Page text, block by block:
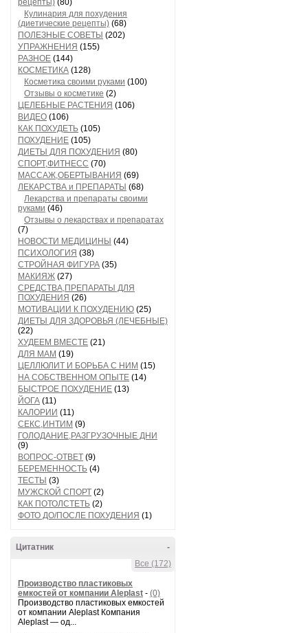
рецепты) (80)
Кулинария для похудения
(диетические рецепты) (68)
ПОЛЕЗНЫЕ СОВЕТЫ (202)
УПРАЖНЕНИЯ (155)
РАЗНОЕ (144)
КОСМЕТИКА (128)
Косметика своими руками (100)
Отзывы о косметике (2)
ЦЕЛЕБНЫЕ РАСТЕНИЯ (106)
ВИДЕО (106)
КАК ПОХУДЕТЬ (105)
ПОХУДЕНИЕ (105)
ДИЕТЫ ДЛЯ ПОХУДЕНИЯ (80)
СПОРТ,ФИТНЕСС (70)
МАССАЖ,ОБЕРТЫВАНИЯ (69)
ЛЕКАРСТВА и ПРЕПАРАТЫ (68)
Лекарства и препараты своими
руками (46)
Отзывы о лекарствах и препаратах
(7)
НОВОСТИ МЕДИЦИНЫ (44)
ПСИХОЛОГИЯ (38)
СТРОЙНАЯ ФИГУРА (35)
МАКИЯЖ (27)
СРЕДСТВА,ПРЕПАРАТЫ ДЛЯ
ПОХУДЕНИЯ (26)
МОТИВАЦИИ К ПОХУДЕНИЮ (25)
ДИЕТЫ ДЛЯ ЗДОРОВЬЯ (ЛЕЧЕБНЫЕ)
(22)
ХУДЕЕМ ВМЕСТЕ (21)
ДЛЯ МАМ (19)
ЦЕЛЛЮЛИТ И БОРЬБА С НИМ (15)
НА СОБСТВЕННОМ ОПЫТЕ (14)
БЫСТРОЕ ПОХУДЕНИЕ (13)
ЙОГА (11)
КАЛОРИИ (11)
СЕКС,ИНТИМ (9)
ГОЛОДАНИЕ,РАЗГРУЗОЧНЫЕ ДНИ
(9)
ВОПРОС-ОТВЕТ (9)
БЕРЕМЕННОСТЬ (4)
ТЕСТЫ (3)
МУЖСКОЙ СПОРТ (2)
КАК ПОТОЛСТЕТЬ (2)
ФОТО ДО/ПОСЛЕ ПОХУДЕНИЯ (1)
-
Цитатник
Все (172)
Производство пластиковых
емкостей от компании Aleplast - (0)
Производство пластиковых емкостей
от компании Aleplast Компания
Aleplast — од...